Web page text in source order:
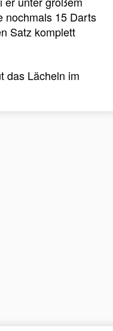
nochmals 15 Darts
Satz komplett